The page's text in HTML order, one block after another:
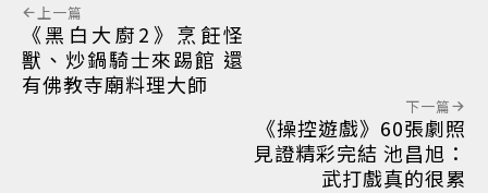
上一篇
《黑白大廚2》烹飪怪
獸、炒鍋騎士來踢館 還
有佛教寺廟料理大師
下一篇
《操控遊戲》60張劇照
見證精彩完結 池昌旭：
武打戲真的很累